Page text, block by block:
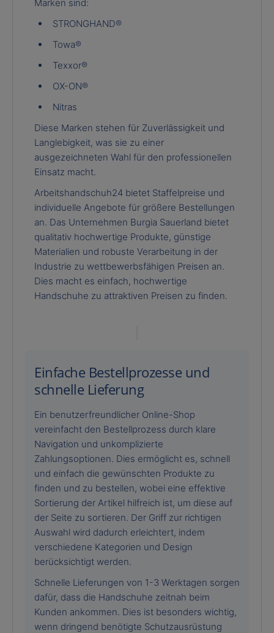
Marken sind:
STRONGHAND®
Towa®
Texxor®
OX-ON®
Nitras
Diese Marken stehen für Zuverlässigkeit und
Langlebigkeit, was sie zu einer
ausgezeichneten Wahl für den professionellen
Einsatz macht.
Arbeitshandschuh24 bietet Staffelpreise und
individuelle Angebote für größere Bestellungen
an. Das Unternehmen Burgia Sauerland bietet
qualitativ hochwertige Produkte, günstige
Materialien und robuste Verarbeitung in der
Industrie zu wettbewerbsfähigen Preisen an.
Dies macht es einfach, hochwertige
Handschuhe zu attraktiven Preisen zu finden.
Einfache Bestellprozesse und
schnelle Lieferung
Ein benutzerfreundlicher Online-Shop
vereinfacht den Bestellprozess durch klare
Navigation und unkomplizierte
Zahlungsoptionen. Dies ermöglicht es, schnell
und einfach die gewünschten Produkte zu
finden und zu bestellen, wobei eine effektive
Sortierung der Artikel hilfreich ist, um diese auf
der Seite zu sortieren. Der Griff zur richtigen
Auswahl wird dadurch erleichtert, indem
verschiedene Kategorien und Design
berücksichtigt werden.
Schnelle Lieferungen von 1-3 Werktagen sorgen
dafür, dass die Handschuhe zeitnah beim
Kunden ankommen. Dies ist besonders wichtig,
wenn dringend benötigte Schutzausrüstung